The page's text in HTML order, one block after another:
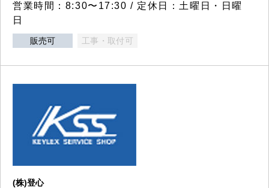
営業時間：8:30〜17:30 / 定休日：土曜日・日曜
日
販売可 工事・取付可
(株)登心